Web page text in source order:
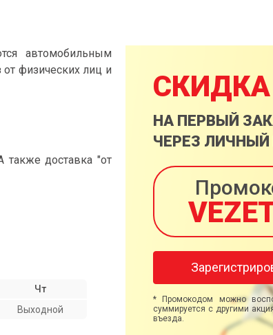
автомобильным
физических лиц и
доставка "от
Чт
Выходной
СКИДКА
НА ПЕРВЫЙ
ЧЕРЕЗ ЛИЧНЫЙ
* Промокодом можно
суммируется с другими
въезда.